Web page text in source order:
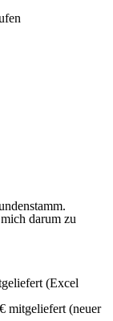
darum zu
(Excel
mitgeliefert (neuer